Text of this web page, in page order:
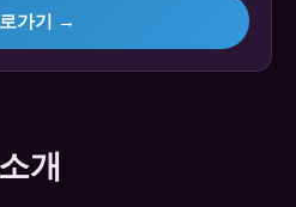
가기 →
개